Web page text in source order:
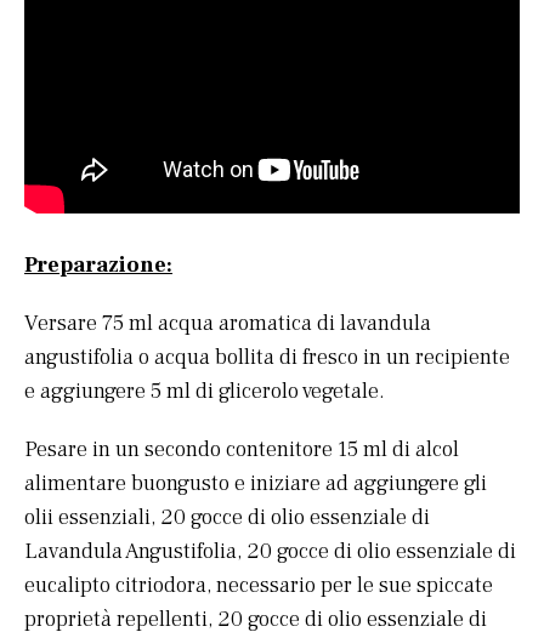
Preparazione:
Versare 75 ml acqua aromatica di lavandula
angustifolia o acqua bollita di fresco in un recipiente
e aggiungere 5 ml di glicerolo vegetale.
Pesare in un secondo contenitore 15 ml di alcol
alimentare buongusto e iniziare ad aggiungere gli
olii essenziali, 20 gocce di olio essenziale di
Lavandula Angustifolia, 20 gocce di olio essenziale di
eucalipto citriodora, necessario per le sue spiccate
proprietà repellenti, 20 gocce di olio essenziale di